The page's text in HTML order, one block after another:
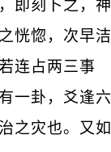
即刻卜之，神
恍惚，次早洁
连占两三事
一卦，爻逢六
之灾也。又如